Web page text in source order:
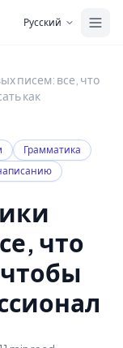
Русский
писем: все, что
как
Грамматика
что